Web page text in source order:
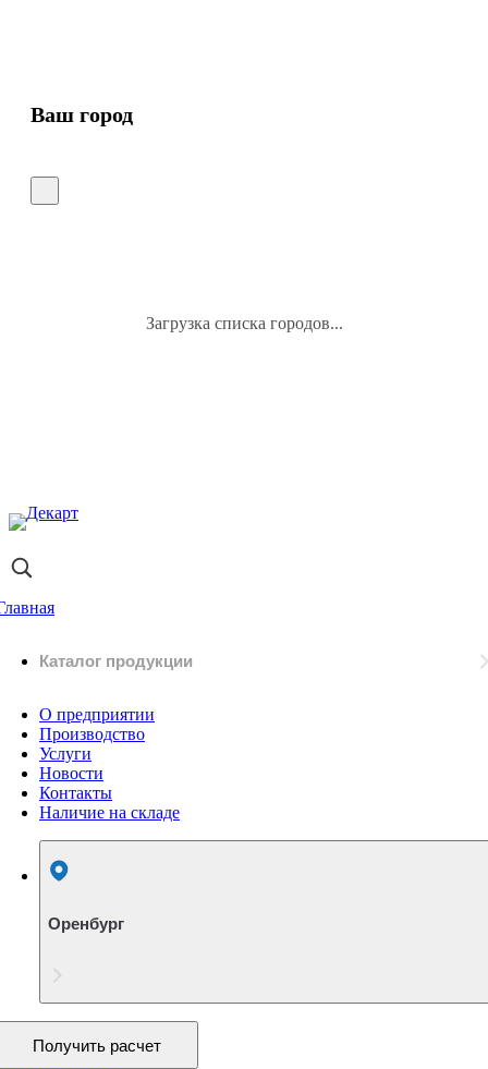
Ваш город
Загрузка списка городов...
Каталог продукции
О предприятии
Производство
Услуги
Новости
Контакты
Наличие на складе
Оренбург
Получить расчет